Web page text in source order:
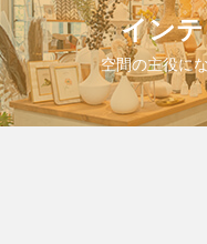
イン
空間の主役に